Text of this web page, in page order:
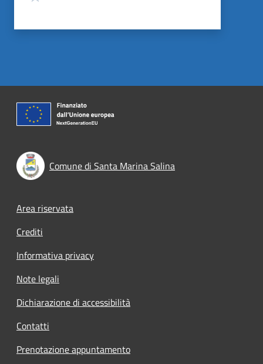
Comune di Santa Marina Salina
Footer menu
Area riservata
Crediti
Informativa privacy
Note legali
Dichiarazione di accessibilità
Contatti
Prenotazione appuntamento